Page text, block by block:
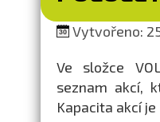
Vytvořeno:
Ve složce
seznam akcí,
Kapacita akcí